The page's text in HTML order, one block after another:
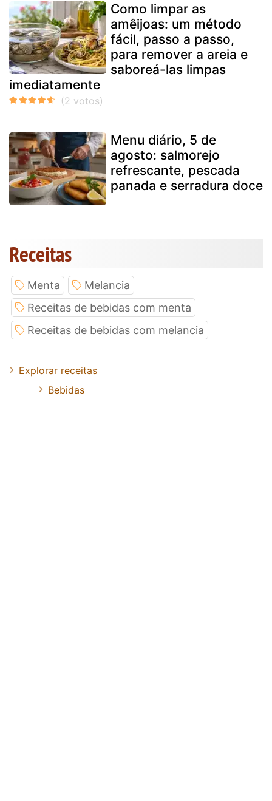
Como limpar as
amêijoas: um método
fácil, passo a passo,
para remover a areia e
saboreá-las limpas
imediatamente
Menu diário, 5 de
agosto: salmorejo
refrescante, pescada
panada e serradura doce
Receitas
Menta
Melancia
Receitas de bebidas com menta
Receitas de bebidas com melancia
Explorar receitas
Bebidas